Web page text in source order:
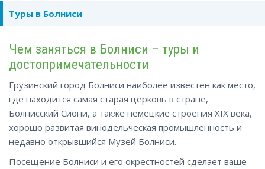
Туры в Болниси
Чем заняться в Болниси – туры и
достопримечательности
Грузинский город Болниси наиболее известен как место,
где находится самая старая церковь в стране,
Болнисский Сиони, а также немецкие строения XIX века,
хорошо развитая винодельческая промышленность и
недавно открывшийся Музей Болниси.
Посещение Болниси и его окрестностей сделает ваше